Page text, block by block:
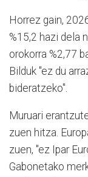
Horrez gain,
%15,2 hazi dela
orokorra %2,77
Bilduk "ez du
bideratzeko".
Muruari
zuen hitza.
zuen, "ez Ipar
Gabonetako